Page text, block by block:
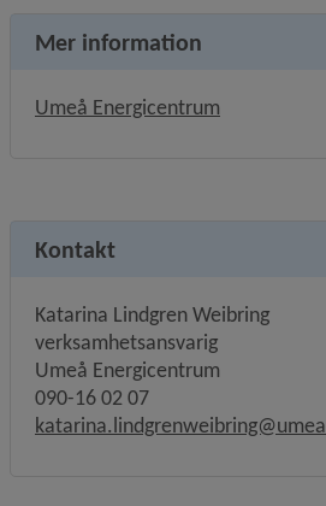
Mer information
Umeå Energicentrum
Kontakt
Katarina Lindgren Weibring
verksamhetsansvarig
Umeå Energicentrum
090-16 02 07